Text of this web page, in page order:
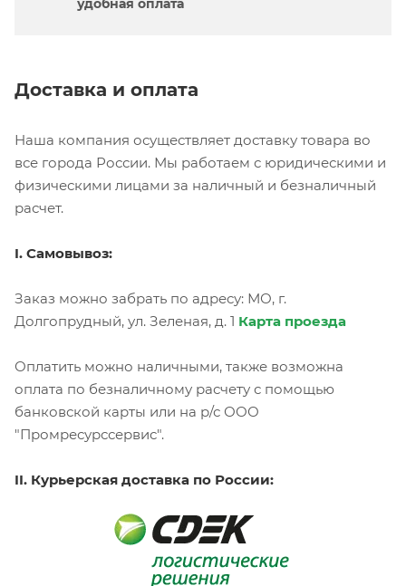
удобная оплата
Доставка и оплата
Наша компания осуществляет доставку товара во
все города России. Мы работаем с юридическими и
физическими лицами за наличный и безналичный
расчет.
I. Самовывоз:
Заказ можно забрать по адресу: МО, г.
Долгопрудный, ул. Зеленая, д. 1 Карта проезда
Оплатить можно наличными, также возможна
оплата по безналичному расчету с помощью
банковской карты или на р/с ООО
"Промресурссервис".
II. Курьерская доставка по России: